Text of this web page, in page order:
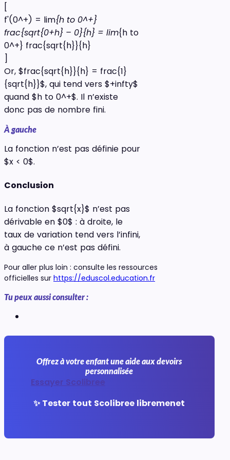
[
f'(0^+) = lim{h to 0^+}
frac{sqrt{0+h} – 0}{h} = lim{h to
0^+} frac{sqrt{h}}{h}
]
Or, $frac{sqrt{h}}{h} = frac{1}
{sqrt{h}}$, qui tend vers $+infty$
quand $h to 0^+$. Il n’existe
donc pas de nombre fini.
À gauche
La fonction n’est pas définie pour
$x < 0$.
Conclusion
La fonction $sqrt{x}$ n’est pas
dérivable en $0$ : à droite, le
taux de variation tend vers l’infini,
à gauche ce n’est pas défini.
Pour aller plus loin : consulte les ressources
officielles sur https://eduscol.education.fr
Tu peux aussi consulter :
Offrez à votre enfant une aide aux devoirs
personnalisée
Essayer Scolibree
✨ Tester tout Scolibree libremenet